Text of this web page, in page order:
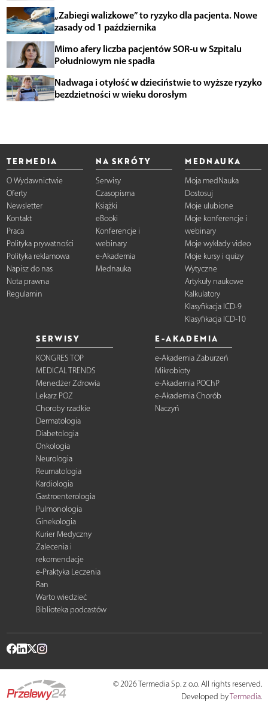
„Zabiegi walizkowe” to ryzyko dla pacjenta. Nowe
zasady od 1 października
Mimo afery liczba pacjentów SOR-u w Szpitalu
Południowym nie spadła
Nadwaga i otyłość w dzieciństwie to wyższe ryzyko
bezdzietności w wieku dorosłym
TERMEDIA
O Wydawnictwie
Oferty
Newsletter
Kontakt
Praca
Polityka prywatności
Polityka reklamowa
Napisz do nas
Nota prawna
Regulamin
NA SKRÓTY
Serwisy
Czasopisma
Książki
eBooki
Konferencje i
webinary
e-Akademia
Mednauka
MEDNAUKA
Moja medNauka
Dostosuj
Moje ulubione
Moje konferencje i
webinary
Moje wykłady video
Moje kursy i quizy
Wytyczne
Artykuły naukowe
Kalkulatory
Klasyfikacja ICD-9
Klasyfikacja ICD-10
SERWISY
KONGRES TOP
MEDICAL TRENDS
Menedżer Zdrowia
Lekarz POZ
Choroby rzadkie
Dermatologia
Diabetologia
Onkologia
Neurologia
Reumatologia
Kardiologia
Gastroenterologia
Pulmonologia
Ginekologia
Kurier Medyczny
Zalecenia i
rekomendacje
e-Praktyka Leczenia
Ran
Warto wiedzieć
Biblioteka podcastów
E-AKADEMIA
e-Akademia Zaburzeń
Mikrobioty
e-Akademia POChP
e-Akademia Chorób
Naczyń
© 2026 Termedia Sp. z o.o. All rights reserved.
Developed byTermedia.